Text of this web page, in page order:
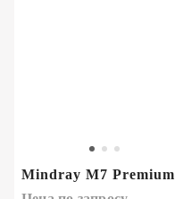
Mindray M7 Premium